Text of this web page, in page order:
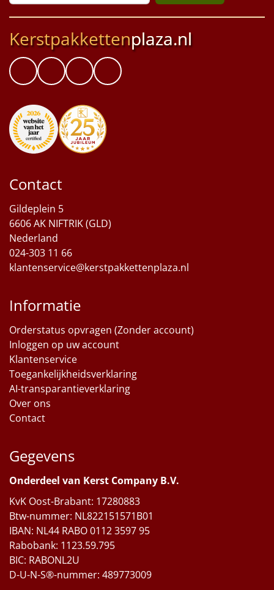
Kerstpakkettenplaza.nl
Contact
Gildeplein 5
6606 AK NIFTRIK (GLD)
Nederland
024-303 11 66
klantenservice@kerstpakkettenplaza.nl
Informatie
Orderstatus opvragen (Zonder account)
Inloggen op uw account
Klantenservice
Toegankelijkheidsverklaring
AI-transparantieverklaring
Over ons
Contact
Gegevens
Onderdeel van Kerst Company B.V.
KvK Oost-Brabant: 17280883
Btw-nummer: NL822151571B01
IBAN: NL44 RABO 0112 3597 95
Rabobank: 1123.59.795
BIC: RABONL2U
D-U-N-S®-nummer: 489773009